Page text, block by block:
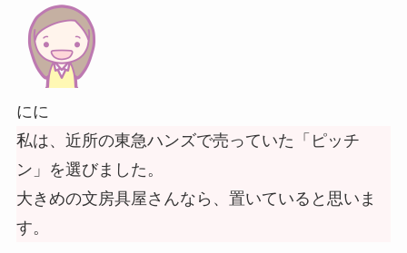
にに
私は、近所の東急ハンズで売っていた「ピッチ
ン」を選びました。
大きめの文房具屋さんなら、置いていると思いま
す。